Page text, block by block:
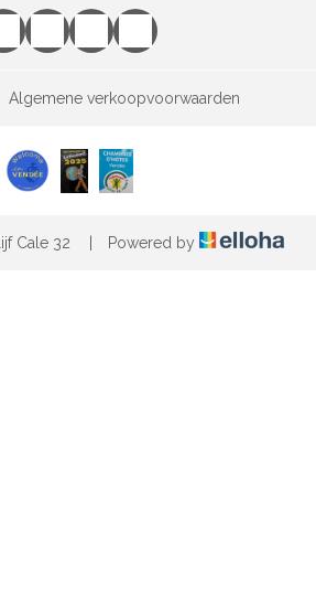
Algemene verkoopvoorwaarden
Cale 32 Powered by